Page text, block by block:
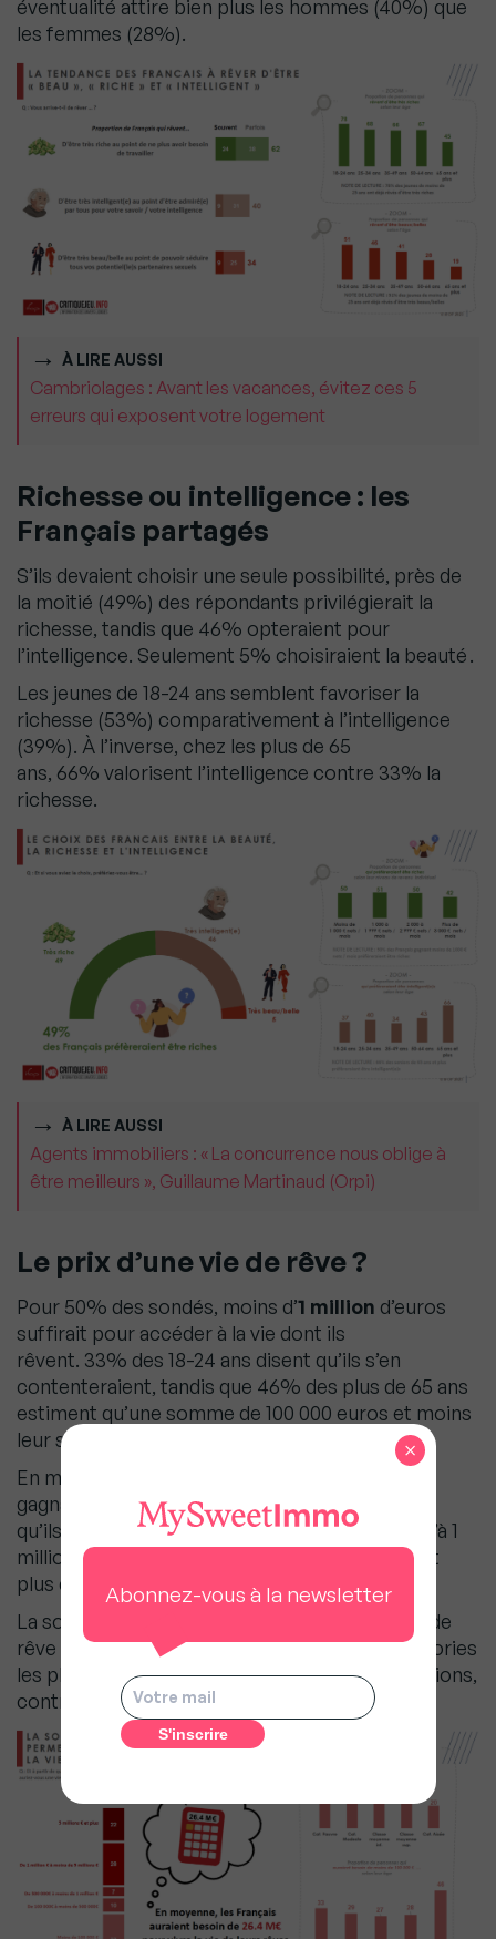
éventualité attire bien plus les hommes (40%) que
les femmes (28%).
À LIRE AUSSI
Cambriolages : Avant les vacances, évitez ces 5
erreurs qui exposent votre logement
Richesse ou intelligence : les
Français partagés
S’ils devaient choisir une seule possibilité, près de
la moitié (49%) des répondants privilégierait la
richesse, tandis que 46% opteraient pour
l’intelligence. Seulement 5% choisiraient la beauté .
Les jeunes de 18-24 ans semblent favoriser la
richesse (53%) comparativement à l’intelligence
(39%). À l’inverse, chez les plus de 65
ans, 66% valorisent l’intelligence contre 33% la
richesse.
À LIRE AUSSI
Agents immobiliers : « La concurrence nous oblige à
être meilleurs », Guillaume Martinaud (Orpi)
Le prix d’une vie de rêve ?
Pour 50% des sondés, moins d’1 million d’euros
suffirait pour accéder à la vie dont ils
rêvent. 33% des 18-24 ans disent qu’ils s’en
contenteraient, tandis que 46% des plus de 65 ans
estiment qu’une somme de 100 000 euros et moins
leur serait suffisante.
En matière de richesse, 67% des personnes
gagnant moins de 900 euros par mois estiment
qu’ils pourraient réaliser leurs rêves avec jusqu’à 1
million d’euros. Seuls 31% des Français gagnant
plus de 2 500 euros mensuels sont de cet avis.
La somme moyenne fixée pour mener une vie de
rêve est de 26 millions d’euros. Parmi les catégories
les plus modestes, ce montant s’élève à 45 millions,
contre 17,6 millions pour les catégories aisées.
Abonnez-vous à la newsletter
×